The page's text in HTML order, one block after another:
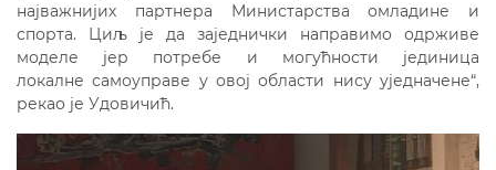
најважнијих партнера Министарства омладине и
спорта. Циљ је да заједнички направимо одрживе
моделе јер потребе и могућности јединица
локалне самоуправе у овој области нису уједначене“,
рекао је Удовичић.